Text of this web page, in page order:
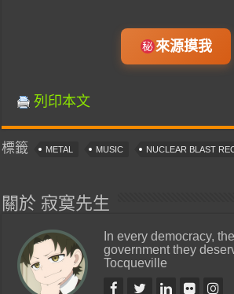
來源摸我
列印本文
標籤 METAL MUSIC NUCLEAR BLAST
關於 寂寞先生
In every democracy,
government they
Tocqueville